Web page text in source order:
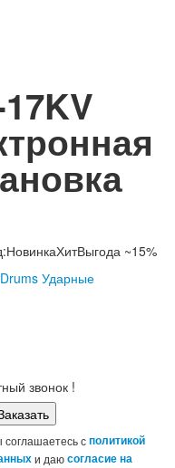
Выгода ~15%
Хит
Новинка
Ударные
звонок !
сполитикой
и даюсогласие на